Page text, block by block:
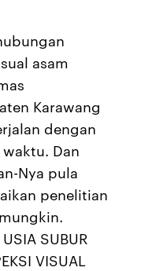
asam
Karawang
dengan
Dan
Nya pula
penelitian
SUBUR
VISUAL